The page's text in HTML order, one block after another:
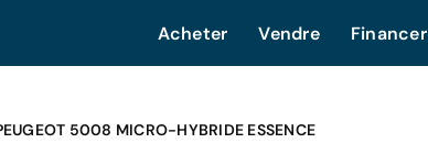
Acheter Vendre Financer
5008 MICRO-HYBRIDE ESSENCE